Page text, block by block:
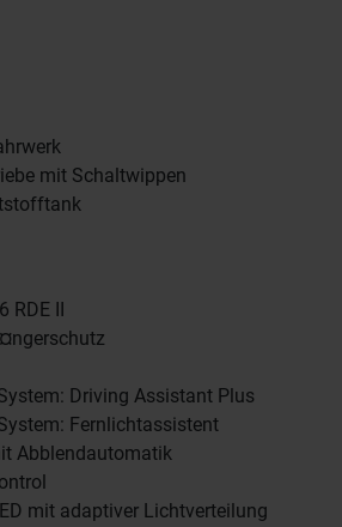
mit Schaltwippen
II
Driving Assistant Plus
Fernlichtassistent
Abblendautomatik
mit adaptiver Lichtverteilung